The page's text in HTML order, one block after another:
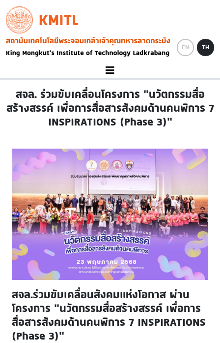
Skip to main content
KMITL
Image
EN TH
สจล. ร่วมขับเคลื่อนโครงการ “นวัตกรรมสื่อ
สร้างสรรค์ เพื่อการสื่อสารสังคมด้านคนพิการ 7
INSPIRATIONS (Phase 3)”
สจล.ร่วมขับเคลื่อนสังคมแห่งโอกาส ผ่าน
โครงการ “นวัตกรรมสื่อสร้างสรรค์ เพื่อการ
สื่อสารสังคมด้านคนพิการ 7 INSPIRATIONS
(Phase 3)”